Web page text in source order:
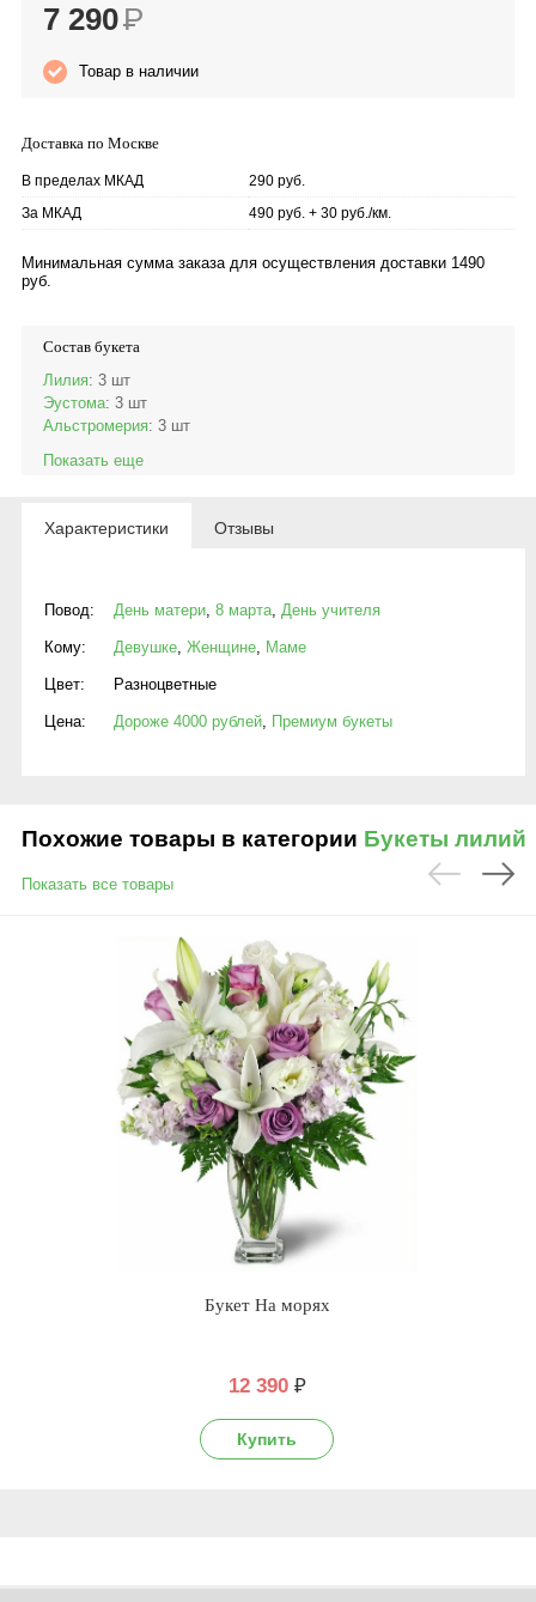
7 290Р
Товар в наличии
Доставка по Москве
В пределах МКАД
290 руб.
За МКАД
490 руб. + 30 руб./км.
Минимальная сумма заказа для осуществления доставки 1490
руб.
Состав букета
Лилия: 3 шт
Эустома: 3 шт
Альстромерия: 3 шт
Показать еще
Характеристики Отзывы
Повод: День матери, 8 марта, День учителя
Кому: Девушке, Женщине, Маме
Цвет: Разноцветные
Цена: Дороже 4000 рублей, Премиум букеты
Похожие товары в категории Букеты лилий
Показать все товары
Букет На морях
12 390 ₽